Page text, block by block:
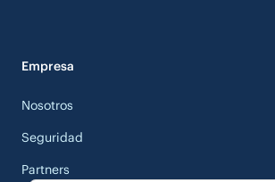
Empresa
Nosotros
Seguridad
Partners